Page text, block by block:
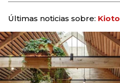
Últimas noticias sobre: Kioto